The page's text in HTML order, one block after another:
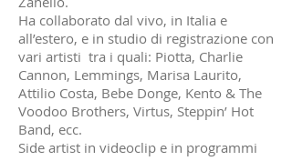
Ha collaborato dal vivo, in Italia e
all’estero, e in studio di registrazione con
vari artisti tra i quali: Piotta, Charlie
Cannon, Lemmings, Marisa Laurito,
Attilio Costa, Bebe Donge, Kento & The
Voodoo Brothers, Virtus, Steppin’ Hot
Band, ecc.
Side artist in videoclip e in programmi